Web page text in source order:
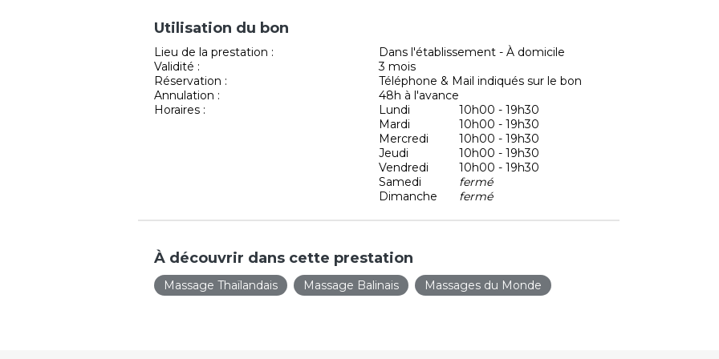
Utilisation du bon
Lieu de la prestation :
Dans l'établissement - À domicile
Validité :
3 mois
Réservation :
Téléphone & Mail indiqués sur le bon
Annulation :
48h à l'avance
Horaires :
Lundi
10h00 - 19h30
Mardi
10h00 - 19h30
Mercredi
10h00 - 19h30
Jeudi
10h00 - 19h30
Vendredi
10h00 - 19h30
Samedi
fermé
Dimanche
fermé
À découvrir dans cette prestation
Massage Thaïlandais Massage Balinais Massages du Monde